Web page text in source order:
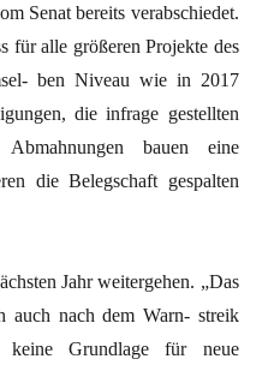
Senat bereits verabschiedet.
für alle größeren Projekte des
ben Niveau wie in 2017
die infrage gestellten
bauen eine
die Belegschaft gespalten
Jahr weitergehen. „Das
auch nach dem Warn- streik
Grundlage für neue